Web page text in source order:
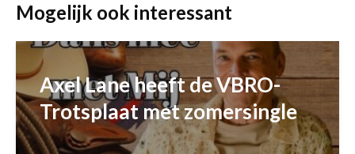
Mogelijk ook interessant
Axel Lane heeft de VBRO-
Trotsplaat met zomersingle